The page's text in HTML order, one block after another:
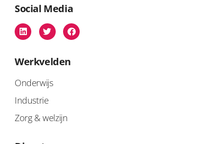
Social Media
Werkvelden
Onderwijs
Industrie
Zorg & welzijn